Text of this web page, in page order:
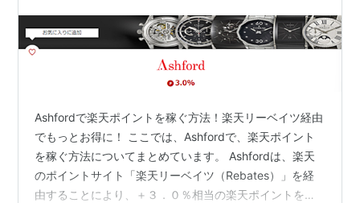
Ashfordで楽天ポイントを稼ぐ方法！楽天リーベイツ経由
でもっとお得に！ ここでは、Ashfordで、楽天ポイント
を稼ぐ方法についてまとめています。 Ashfordは、楽天
のポイントサイト「楽天リーベイツ（Rebates）」を経
由することにより、＋３．０％相当の楽天ポイントを稼